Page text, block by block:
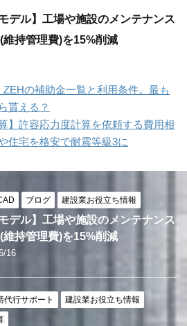
モデル】工場や施設のメンテナンス
維持管理費)を15%削減
ZEHの補助金一覧と利用条件。最も
貰える？
】許容応力度計算を依頼する費用相
住宅を格安で耐震等級3に
ブログ 建設業お役立ち情報
モデル】工場や施設のメンテナンス
維持管理費)を15%削減
16
代行サポート 建設業お役立ち情報